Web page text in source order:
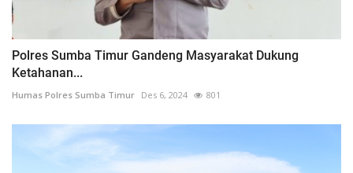
Polres Sumba Timur Gandeng Masyarakat Dukung
Ketahanan...
Humas Polres Sumba Timur Des 6, 2024 801